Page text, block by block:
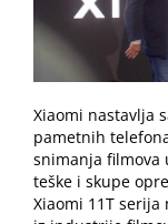
Xiaomi nastavlja
pametnih
snimanja filmova
teške i skupe
Xiaomi 11T